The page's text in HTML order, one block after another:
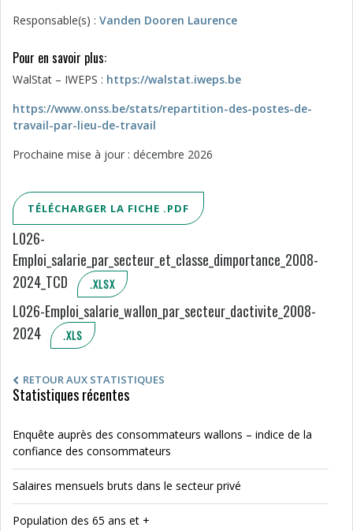
Responsable(s) : Vanden Dooren Laurence
Pour en savoir plus:
WalStat – IWEPS : https://walstat.iweps.be
https://www.onss.be/stats/repartition-des-postes-de-
travail-par-lieu-de-travail
Prochaine mise à jour : décembre 2026
TÉLÉCHARGER LA FICHE .PDF
L026-
Emploi_salarie_par_secteur_et_classe_dimportance_2008-
2024_TCD
.XLSX
L026-Emploi_salarie_wallon_par_secteur_dactivite_2008-
2024
.XLS
RETOUR AUX STATISTIQUES
Statistiques récentes
Enquête auprès des consommateurs wallons – indice de la
confiance des consommateurs
Salaires mensuels bruts dans le secteur privé
Population des 65 ans et +